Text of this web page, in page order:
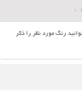
:
رنگ مورد نظر را ذکر